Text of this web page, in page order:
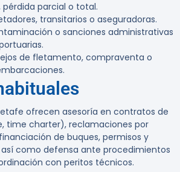
pérdida parcial o total.
transitarios o aseguradoras.
o sanciones administrativas
de fletamento, compraventa o
ofrecen asesoría en contratos de
time charter), reclamaciones por
de buques, permisos y
como defensa ante procedimientos
con peritos técnicos.